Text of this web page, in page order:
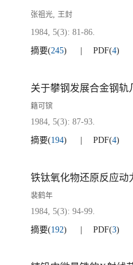
张祖光, 王封
1984, 5(3): 81-86.
摘要(245) PDF(4)
关于攀钢发展合金钢轨
籍可镔
1984, 5(3): 87-93.
摘要(194) PDF(4)
铁钛氧化物还原反应动
裴鹤年
1984, 5(3): 94-99.
摘要(192) PDF(3)